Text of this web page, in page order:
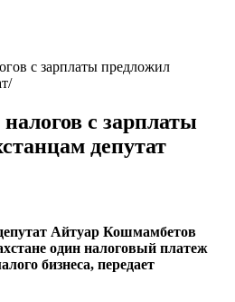
с зарплаты предложил
с зарплаты
депутат
Айтуар Кошмамбетов
один налоговый платеж
бизнеса, передает